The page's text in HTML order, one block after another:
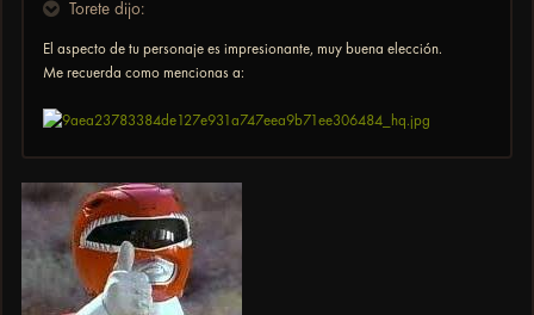
Torete dijo:
El aspecto de tu personaje es impresionante, muy buena elección.
Me recuerda como mencionas a: